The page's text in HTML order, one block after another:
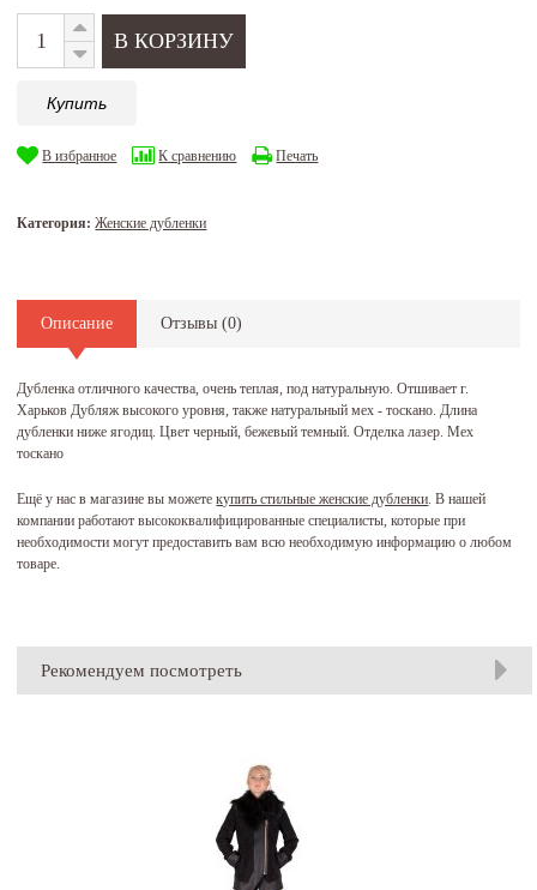
Купить
В избранное К сравнению Печать
Категория:Женские дубленки
Описание Отзывы (0)
Дубленка отличного качества, очень теплая, под натуральную. Отшивает г.
Харьков Дубляж высокого уровня, также натуральный мех - тоскано. Длина
дубленки ниже ягодиц. Цвет черный, бежевый темный. Отделка лазер. Мех
тоскано
Ещё у нас в магазине вы можетекупить стильные женские дубленки. В нашей
компании работают высококвалифицированные специалисты, которые при
необходимости могут предоставить вам всю необходимую информацию о любом
товаре.
Рекомендуем посмотреть